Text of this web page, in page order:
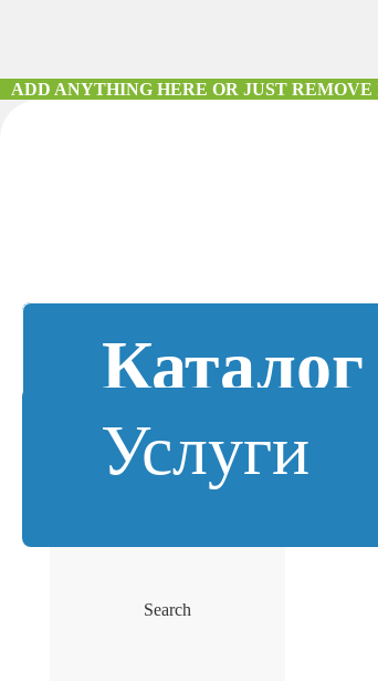
ADD ANYTHING HERE OR JUST
Каталог
Услуги
Search